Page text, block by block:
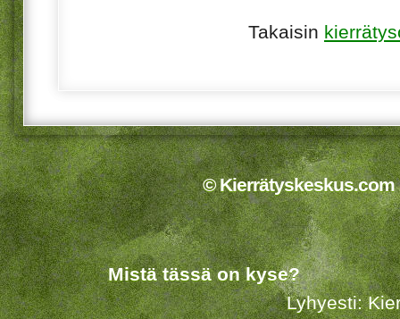
Takaisin
© Kierrätyskeskus.com
Mistä tässä on kyse?
Lyhyesti: